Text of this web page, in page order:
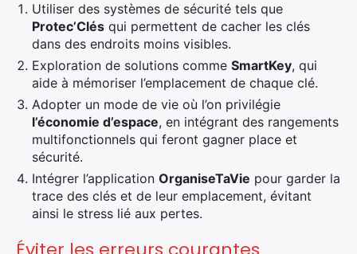
Utiliser des systèmes de sécurité tels que
Protec’Clés qui permettent de cacher les clés
dans des endroits moins visibles.
Exploration de solutions comme SmartKey, qui
aide à mémoriser l’emplacement de chaque clé.
Adopter un mode de vie où l’on privilégie
l’économie d’espace, en intégrant des rangements
multifonctionnels qui feront gagner place et
sécurité.
Intégrer l’application OrganiseTaVie pour garder la
trace des clés et de leur emplacement, évitant
ainsi le stress lié aux pertes.